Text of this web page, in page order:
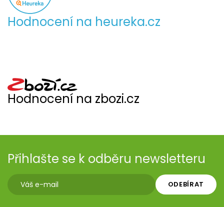
Hodnocení na heureka.cz
Hodnocení na zbozi.cz
Přihlašte se k odběru newsletteru
ODEBÍRAT